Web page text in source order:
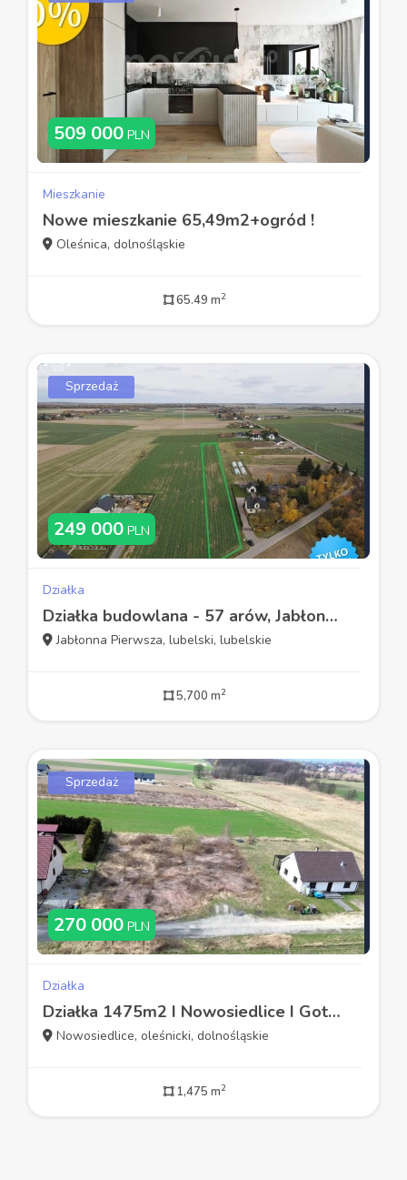
509 000 PLN
Mieszkanie
Nowe mieszkanie 65,49m2+ogród !
Oleśnica, dolnośląskie
65.49 m2
Sprzedaż
249 000 PLN
Działka
Działka budowlana - 57 arów, Jabłonna Pierwsza
Jabłonna Pierwsza, lubelski, lubelskie
5,700 m2
Sprzedaż
270 000 PLN
Działka
Działka 1475m2 I Nowosiedlice I Gotowa pod budowę
Nowosiedlice, oleśnicki, dolnośląskie
1,475 m2